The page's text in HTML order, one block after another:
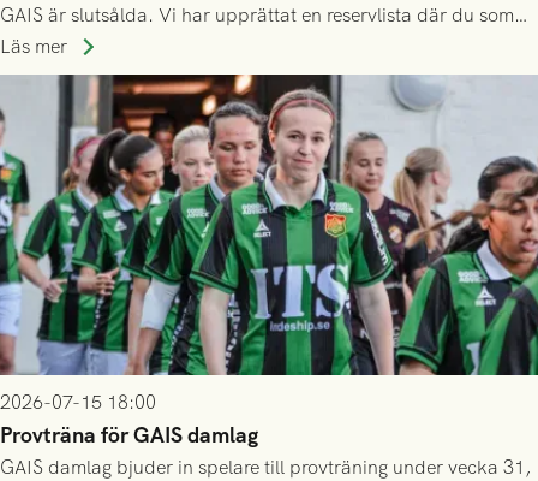
GAIS är slutsålda. Vi har upprättat en reservlista där du som
ännu inte har någon biljett kan anmäla ditt intresse. Du kan
inte själv överlåta din biljett till någon annan.
Läs mer
2026-07-15 18:00
Provträna för GAIS damlag
GAIS damlag bjuder in spelare till provträning under vecka 31,